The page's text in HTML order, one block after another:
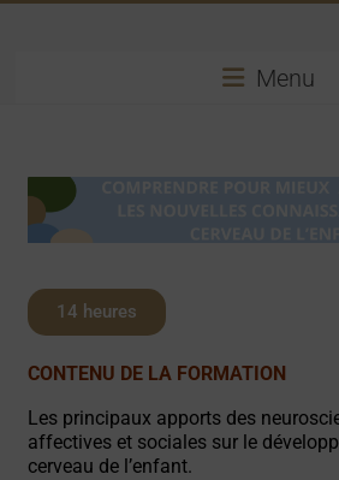
Menu
14 heures
CONTENU DE LA FORMATION
Les principaux apports des
affectives et sociales sur le
cerveau de l’enfant.